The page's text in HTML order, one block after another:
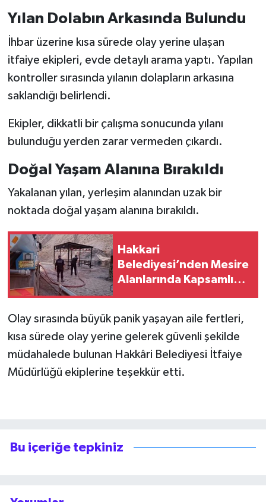
Yılan Dolabın Arkasında Bulundu
İhbar üzerine kısa sürede olay yerine ulaşan
itfaiye ekipleri, evde detaylı arama yaptı. Yapılan
kontroller sırasında yılanın dolapların arkasına
saklandığı belirlendi.
Ekipler, dikkatli bir çalışma sonucunda yılanı
bulunduğu yerden zarar vermeden çıkardı.
Doğal Yaşam Alanına Bırakıldı
Yakalanan yılan, yerleşim alanından uzak bir
noktada doğal yaşam alanına bırakıldı.
Hakkari
Belediyesi’nden Mesire
Alanlarında Kapsamlı
Olay sırasında büyük panik yaşayan aile fertleri,
kısa sürede olay yerine gelerek güvenli şekilde
müdahalede bulunan Hakkâri Belediyesi İtfaiye
Müdürlüğü ekiplerine teşekkür etti.
Bu içeriğe tepkiniz
TEKNOLOJİ
YAŞAM